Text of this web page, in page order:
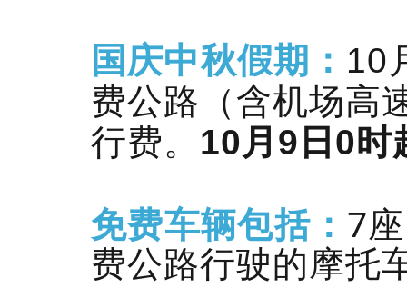
国庆中秋假期： 10
费公路（含机场高
行费。 10月9日0时
免费车辆包括： 7
费公路行驶的摩托